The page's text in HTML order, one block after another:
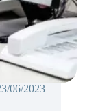
06/2023